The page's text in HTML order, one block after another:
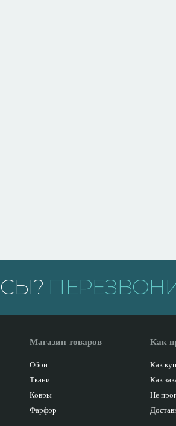
Магазин товаров
Обои
Ткани
Ковры
Фарфор
Как
Как
Как
Не